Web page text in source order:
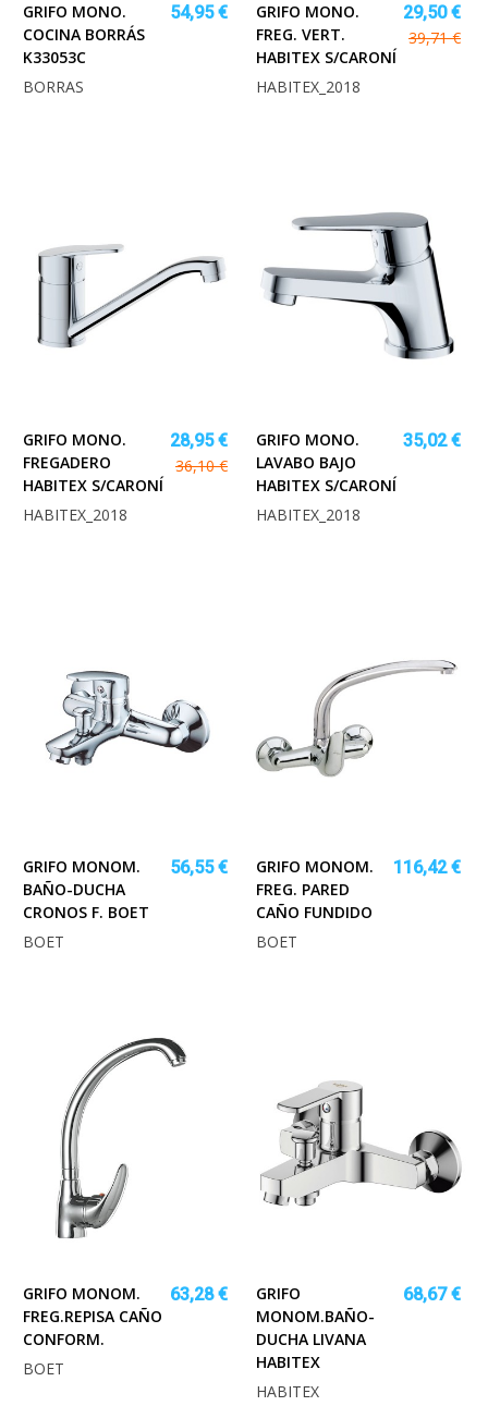
GRIFO MONO.
COCINA BORRÁS
K33053C
54,95 €
BORRAS
GRIFO MONO.
FREG. VERT.
HABITEX S/CARONÍ
29,50 €
39,71 €
HABITEX_2018
GRIFO MONO.
FREGADERO
HABITEX S/CARONÍ
28,95 €
36,10 €
HABITEX_2018
GRIFO MONO.
LAVABO BAJO
HABITEX S/CARONÍ
35,02 €
HABITEX_2018
GRIFO MONOM.
BAÑO-DUCHA
CRONOS F. BOET
56,55 €
BOET
GRIFO MONOM.
FREG. PARED
CAÑO FUNDIDO
116,42 €
BOET
GRIFO MONOM.
FREG.REPISA CAÑO
CONFORM.
63,28 €
BOET
GRIFO
MONOM.BAÑO-
DUCHA LIVANA
HABITEX
68,67 €
HABITEX